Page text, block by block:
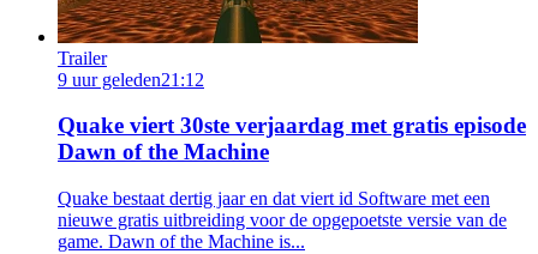
Trailer
9 uur geleden21:12
Quake viert 30ste verjaardag met gratis episode
Dawn of the Machine
Quake bestaat dertig jaar en dat viert id Software met een
nieuwe gratis uitbreiding voor de opgepoetste versie van de
game. Dawn of the Machine is...